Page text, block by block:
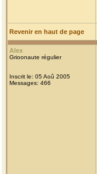
Revenir en haut de page
Alex
Grioonaute régulier
Inscrit le: 05 Aoû 2005
Messages: 466